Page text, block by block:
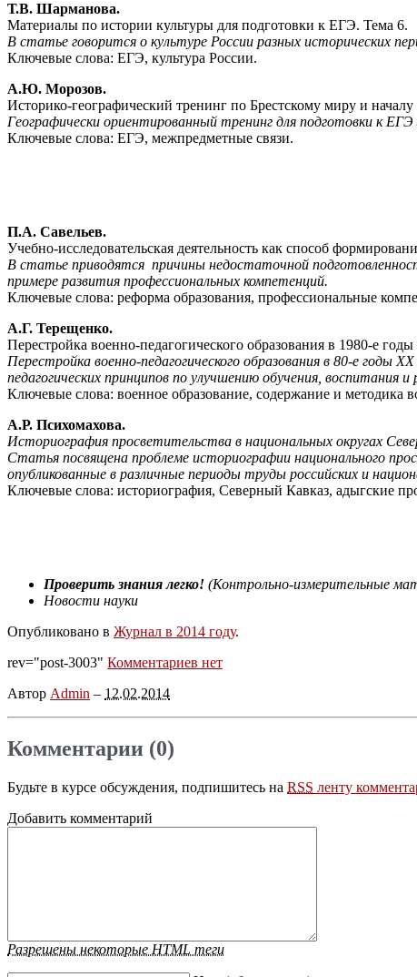
Т.В. Шарманова.
Материалы по истории культуры для подготовки к ЕГЭ. Тема 6.
В статье говорится о культуре России разных исторических
Ключевые слова: ЕГЭ, культура России.
А.Ю. Морозов.
Историко-географический тренинг по Брестскому миру и
Географически ориентированный тренинг для подготовки к
Ключевые слова: ЕГЭ, межпредметные связи.
П.А. Савельев.
Учебно-исследовательская деятельность как способ
В статье приводятся причины недостаточной
примере развития профессиональных компетенций.
Ключевые слова: реформа образования, профессиональные
А.Г. Терещенко.
Перестройка военно-педагогического образования в 1980-е
Перестройка военно-педагогического образования в 80-е годы
педагогических принципов по улучшению обучения, воспитания
Ключевые слова: военное образование, содержание и методика
А.Р. Психомахова.
Историография просветительства в национальных округах
Статья посвящена проблеме историографии национального
опубликованные в различные периоды труды российских и
Ключевые слова: историография, Северный Кавказ, адыгские
Проверить знания легко! (Контрольно-измерительные
Новости науки
Опубликовано в Журнал в 2014 году.
rev="post-3003" Комментариев нет
Автор Admin – 12.02.2014
Комментарии (0)
Будьте в курсе обсуждения, подпишитесь на RSS ленту
Добавить комментарий
Разрешены некоторые HTML теги